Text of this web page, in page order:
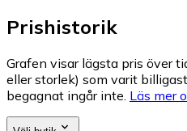
Prishistorik
Grafen visar lägsta pris över
eller storlek) som varit
begagnat ingår inte. Läs mer